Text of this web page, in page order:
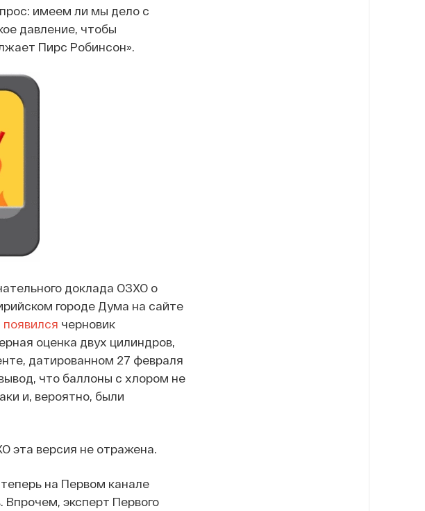
имеем ли мы дело с
давление, чтобы
Пирс Робинсон».
доклада ОЗХО о
городе Дума на сайте
появился черновик
оценка двух цилиндров,
датированном 27 февраля
что баллоны с хлором не
и, вероятно, были
эта версия не отражена.
теперь на Первом канале
эксперт Первого